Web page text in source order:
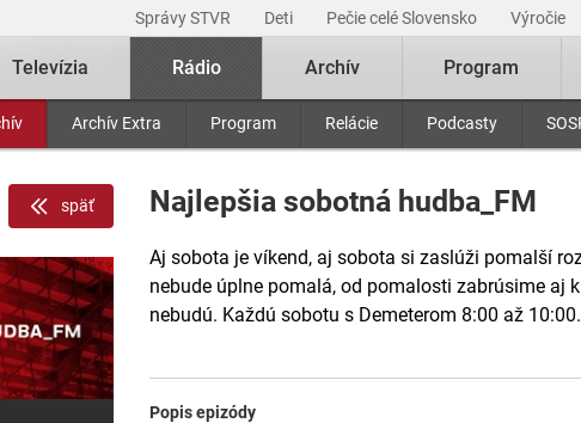
Správy STVR Deti Pečie celé Slovensko Výročie
Televízia Rádio
Archív Extra Program Relácie Podcasty
Archív Program
Najlepšia sobotná hudba_FM
Aj sobota je víkend, aj sobota si zaslúži pomalší
nebude úplne pomalá, od pomalosti zabrúsime aj
nebudú. Každú sobotu s Demeterom 8:00 až 10:00.
Popis epizódy
späť